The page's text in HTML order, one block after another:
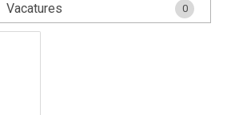
Vacatures 0